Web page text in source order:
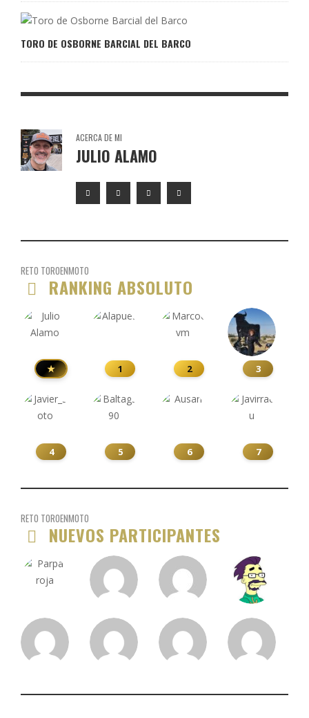
TORO DE OSBORNE BARCIAL DEL BARCO
ACERCA DE MI
JULIO ALAMO
RETO TOROENMOTO
RANKING ABSOLUTO
★ 1 2 3
4 5 6 7
RETO TOROENMOTO
NUEVOS PARTICIPANTES